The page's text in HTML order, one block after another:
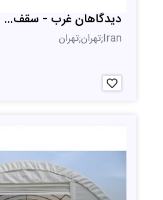
دیدگاهان غرب - سقف...
Iran;تهران;تهران